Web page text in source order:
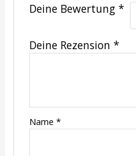
Deine Bewertung *
Deine Rezension *
Name *